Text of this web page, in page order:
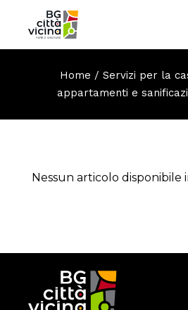
Home Servizi per la
appartamenti e